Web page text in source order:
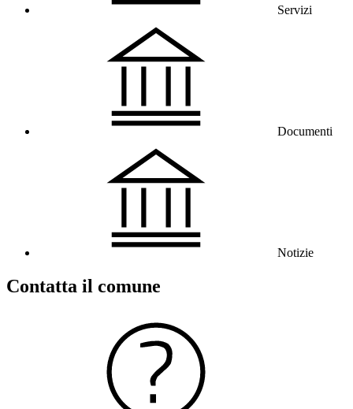
Servizi
Documenti
Notizie
Contatta il comune